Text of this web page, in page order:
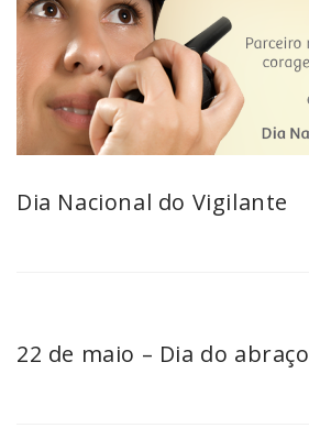
Dia Nacional do Vigilante
22 de maio – Dia do abraço